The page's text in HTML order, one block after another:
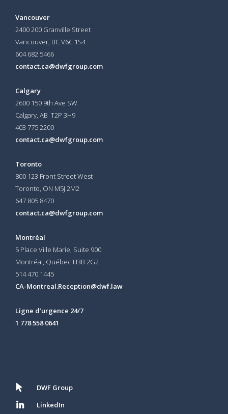
Vancouver
2400 200 Granville Street
Vancouver, BC V6C 1S4
604 682 5466
contact.ca@dwfgroup.com
Calgary
2600 150 9th Ave SW
Calgary, AB T2P 3H9
403 775 2200
contact.ca@dwfgroup.com
Toronto
800 123 Front Street West
Toronto, ON M5J 2M2
647 805 8470
contact.ca@dwfgroup.com
Montréal
5 Place Ville Marie, Suite 900
Montréal, Québec H3B 2G2
514 470 1445
CA-Montreal.Reception@dwf.law
Ligne d’urgence 24/7
1 778 558 0641
DWF Group
LinkedIn